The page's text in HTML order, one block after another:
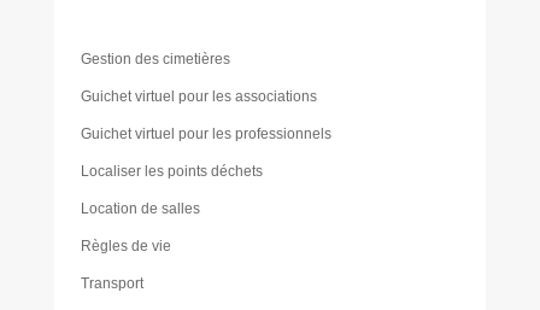
Gestion des cimetières
Guichet virtuel pour les associations
Guichet virtuel pour les professionnels
Localiser les points déchets
Location de salles
Règles de vie
Transport